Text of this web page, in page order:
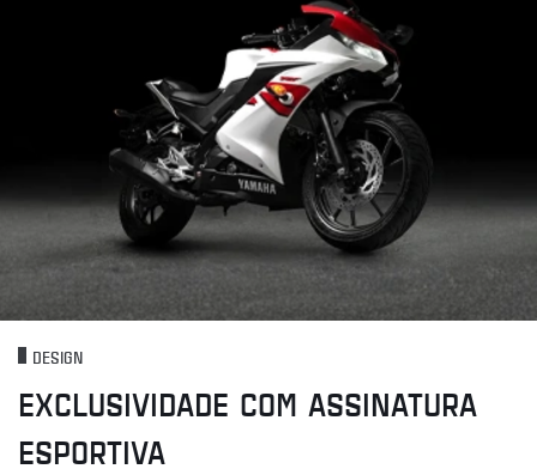
DESIGN
EXCLUSIVIDADE COM ASSINATURA
ESPORTIVA